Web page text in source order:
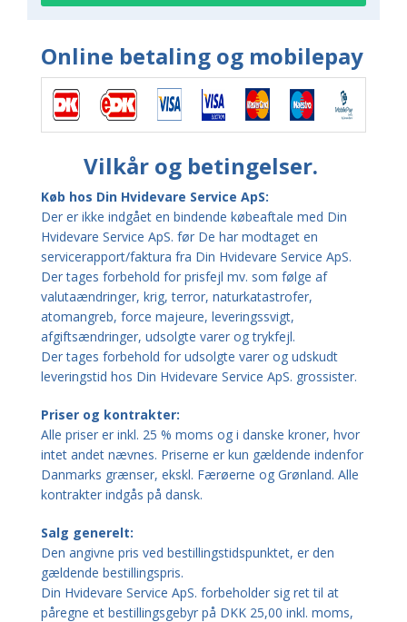
Online betaling og mobilepay
Vilkår og betingelser.
Køb hos Din Hvidevare Service ApS:
Der er ikke indgået en bindende købeaftale med Din
Hvidevare Service ApS. før De har modtaget en
servicerapport/faktura fra Din Hvidevare Service ApS.
Der tages forbehold for prisfejl mv. som følge af
valutaændringer, krig, terror, naturkatastrofer,
atomangreb, force majeure, leveringssvigt,
afgiftsændringer, udsolgte varer og trykfejl.
Der tages forbehold for udsolgte varer og udskudt
leveringstid hos Din Hvidevare Service ApS. grossister.
Priser og kontrakter:
Alle priser er inkl. 25 % moms og i danske kroner, hvor
intet andet nævnes. Priserne er kun gældende indenfor
Danmarks grænser, ekskl. Færøerne og Grønland. Alle
kontrakter indgås på dansk.
Salg generelt:
Den angivne pris ved bestillingstidspunktet, er den
gældende bestillingspris.
Din Hvidevare Service ApS. forbeholder sig ret til at
påregne et bestillingsgebyr på DKK 25,00 inkl. moms,